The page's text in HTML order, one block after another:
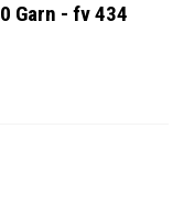
Garn - fv 434